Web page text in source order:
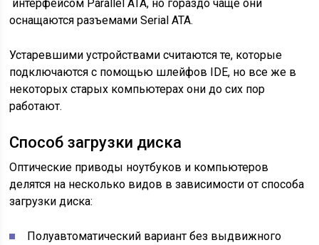
интерфейсом Parallel ATA, но гораздо чаще они
оснащаются разъемами Serial ATA.
Устаревшими устройствами считаются те, которые
подключаются с помощью шлейфов IDE, но все же в
некоторых старых компьютерах они до сих пор
работают.
Способ загрузки диска
Оптические приводы ноутбуков и компьютеров
делятся на несколько видов в зависимости от способа
загрузки диска:
Полуавтоматический вариант без выдвижного